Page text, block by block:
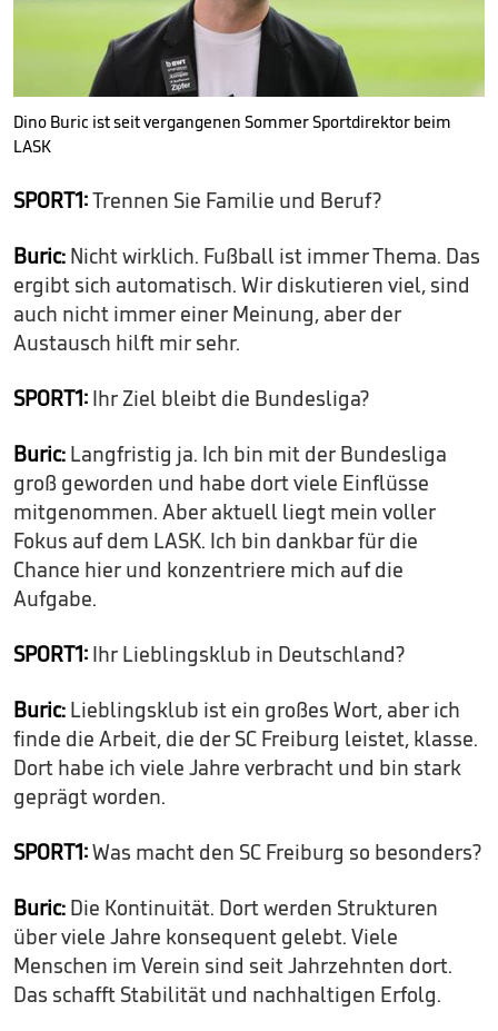
Dino Buric ist seit vergangenen Sommer Sportdirektor beim
LASK
SPORT1:Trennen Sie Familie und Beruf?
Buric: Nicht wirklich. Fußball ist immer Thema. Das
ergibt sich automatisch. Wir diskutieren viel, sind
auch nicht immer einer Meinung, aber der
Austausch hilft mir sehr.
SPORT1: Ihr Ziel bleibt die Bundesliga?
Buric: Langfristig ja. Ich bin mit der Bundesliga
groß geworden und habe dort viele Einflüsse
mitgenommen. Aber aktuell liegt mein voller
Fokus auf dem LASK. Ich bin dankbar für die
Chance hier und konzentriere mich auf die
Aufgabe.
SPORT1: Ihr Lieblingsklub in Deutschland?
Buric: Lieblingsklub ist ein großes Wort, aber ich
finde die Arbeit, die der SC Freiburg leistet, klasse.
Dort habe ich viele Jahre verbracht und bin stark
geprägt worden.
SPORT1:Was macht den SC Freiburg so besonders?
Buric: Die Kontinuität. Dort werden Strukturen
über viele Jahre konsequent gelebt. Viele
Menschen im Verein sind seit Jahrzehnten dort.
Das schafft Stabilität und nachhaltigen Erfolg.